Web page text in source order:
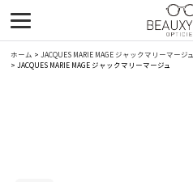
ホーム > JACQUES MARIE MAGE ジャックマリーマージュ
> JACQUES MARIE MAGE ジャックマリーマージュ